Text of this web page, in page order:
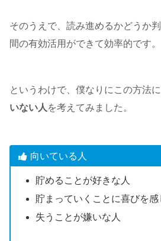
そのうえで、読み進めるかどうか
間の有効活用ができて効率的です。
というわけで、僕なりにこの方法に
いない人 を考えてみました。
向いている人
貯めることが好きな人
貯まっていくことに喜びを感
失うことが嫌いな人